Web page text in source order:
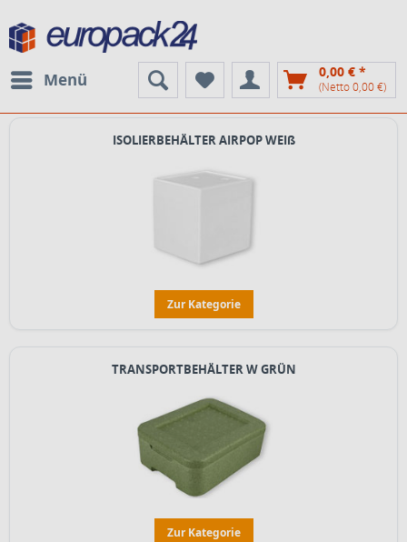
Menü 0,00 € *
(Netto 0,00 €)
ISOLIERBEHÄLTER AIRPOP WEIß
Zur Kategorie
TRANSPORTBEHÄLTER W GRÜN
Zur Kategorie